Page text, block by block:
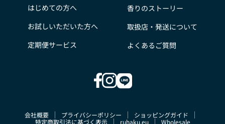
お客様からの会員登録を承認しない場合
録した場合や、本人以外の第三者の会員登録をした場
合、過去に会員除名処分を受けたことがある場合など、
また一度承認した会員であっても前述のいずれかである
個人利用以外に転用、商用することを禁止します
はじめての方へ
お試しいただいた方へ
定期便サービス
香りのストーリー
取扱店・発送について
よくあるご質問
会社概要 プライバシーポリシー
ショッピングガイド
特定商取引法に基づく表示
ruhaku.eu Wholesale